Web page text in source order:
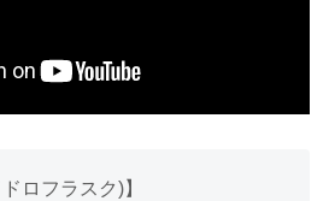
ロフラスク)】